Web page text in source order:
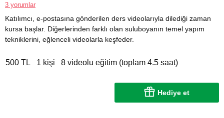
3 yorumlar
Katılımcı, e-postasına gönderilen ders videolarıyla dilediği zaman
kursa başlar. Diğerlerinden farklı olan suluboyanın temel yapım
tekniklerini, eğlenceli videolarla keşfeder.
500 TL 1 kişi 8 videolu eğitim (toplam 4.5 saat)
Hediye et